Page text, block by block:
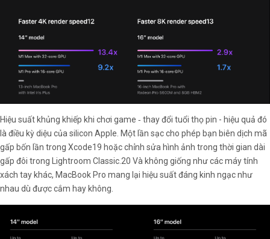
Hiệu suất khủng khiếp khi chơi game ‑ thay đổi tuổi thọ pin - hiệu quả đó
là điều kỳ diệu của silicon Apple. Một lần sạc cho phép bạn biên dịch mã
gấp bốn lần trong Xcode19 hoặc chỉnh sửa hình ảnh trong thời gian dài
gấp đôi trong Lightroom Classic.20 Và không giống như các máy tính
xách tay khác, MacBook Pro mang lại hiệu suất đáng kinh ngạc như
nhau dù được cắm hay không.